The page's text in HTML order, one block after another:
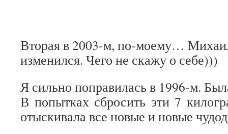
Вторая в 2003-м, по-моему…
изменился. Чего не скажу о себе)))
Я сильно поправилась в 1996-м.
В попытках сбросить эти 7
отыскивала все новые и новые